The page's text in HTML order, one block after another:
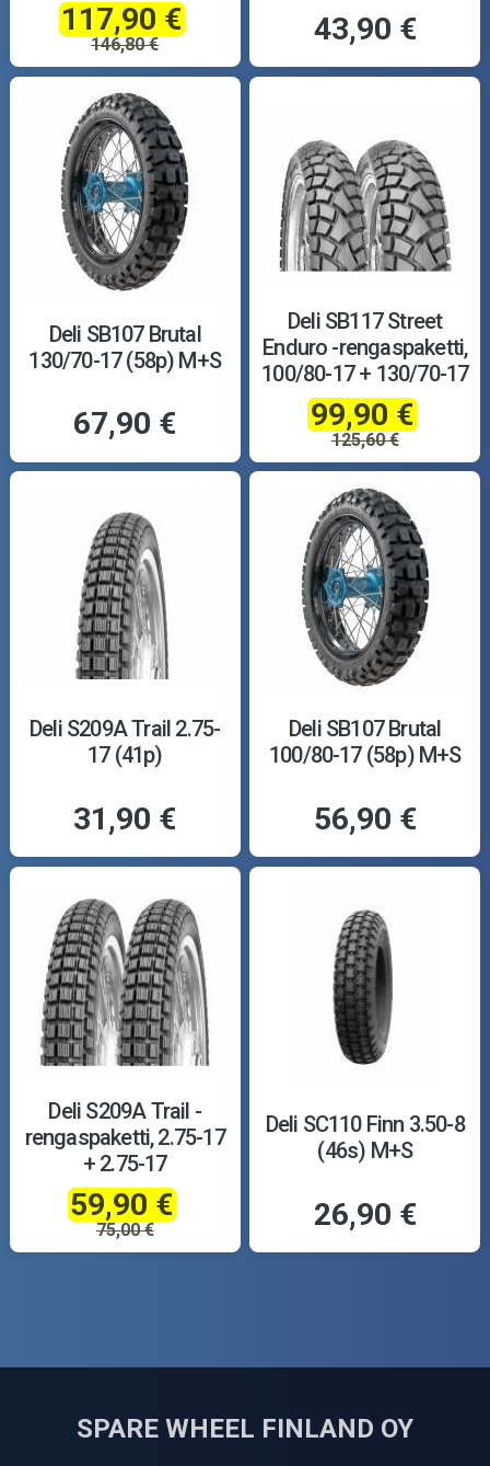
117,90 €
146,80 € 43,90 €
Deli SB107 Brutal
130/70-17 (58p) M+S
67,90 €
Deli SB117 Street
Enduro -rengaspaketti,
100/80-17 + 130/70-17
99,90 €
125,60 €
Deli S209A Trail 2.75-
17 (41p)
31,90 €
Deli SB107 Brutal
100/80-17 (58p) M+S
56,90 €
Deli S209A Trail -
rengaspaketti, 2.75-17
+ 2.75-17
59,90 €
75,00 €
Deli SC110 Finn 3.50-8
(46s) M+S
26,90 €
SPARE WHEEL FINLAND OY